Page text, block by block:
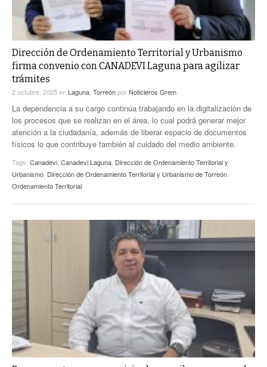
Dirección de Ordenamiento Territorial y Urbanismo
firma convenio con CANADEVI Laguna para agilizar
trámites
2 octubre, 2025en Laguna TorreónporNoticieros Grem
La dependencia a su cargo continúa trabajando en la digitalización de
los procesos que se realizan en el área, lo cual podrá generar mejor
atención a la ciudadanía, además de liberar espacio de documentos
físicos lo que contribuye también al cuidado del medio ambiente.
Tags: Canadevi Canadevi Laguna Dirección de Ordenamiento Territorial y
Urbanismo Dirección de Ordenamiento Territorial y Urbanismo de Torreón
Ordenamiento Territorial